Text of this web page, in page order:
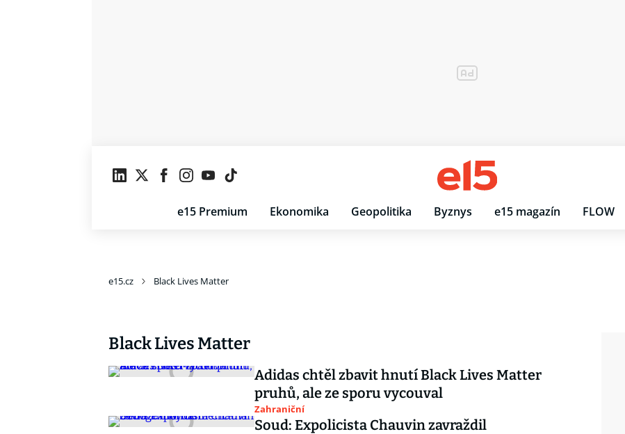
e15 Premium Ekonomika Geopolitika Byznys e15 magazín FLOW
e15.cz Black Lives Matter
Black Lives Matter
Adidas chtěl zbavit hnutí Black Lives Matter
pruhů, ale ze sporu vycouval
Zahraniční
Soud: Expolicista Chauvin zavraždil